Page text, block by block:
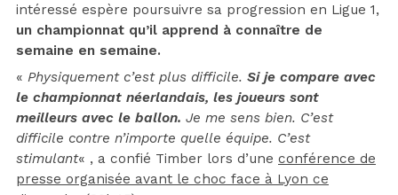
intéressé espère poursuivre sa progression en Ligue 1,
un championnat qu’il apprend à connaître de
semaine en semaine.
« Physiquement c’est plus difficile. Si je compare avec
le championnat néerlandais, les joueurs sont
meilleurs avec le ballon. Je me sens bien. C’est
difficile contre n’importe quelle équipe. C’est
stimulant« , a confié Timber lors d’une conférence de
presse organisée avant le choc face à Lyon ce